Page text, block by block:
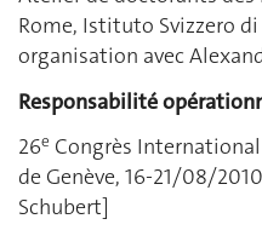
Rome, Istituto Svizzero
organisation avec
Responsabilité
26e Congrès
de Genève, 16‑21/08/
Schubert]